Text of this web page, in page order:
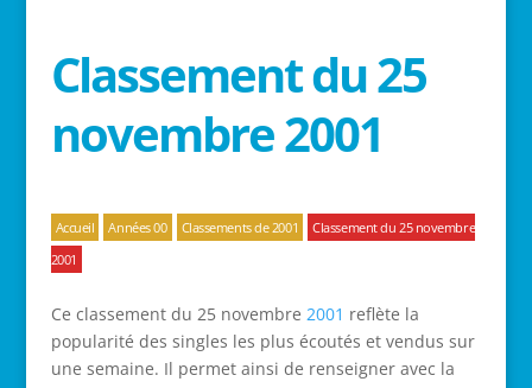
Classement du 25
novembre 2001
Accueil Années 00 Classements de 2001
Classement du 25 novembre
2001
Ce classement du 25 novembre 2001 reflète la
popularité des singles les plus écoutés et vendus sur
une semaine. Il permet ainsi de renseigner avec la